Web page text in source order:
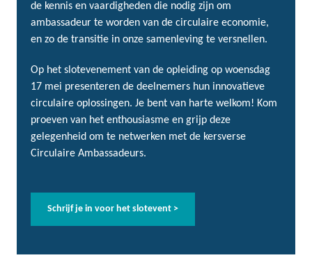
de kennis en vaardigheden die nodig zijn om
ambassadeur te worden van de circulaire economie,
en zo de transitie in onze samenleving te versnellen.
Op het slotevenement van de opleiding op woensdag
17 mei presenteren de deelnemers hun innovatieve
circulaire oplossingen. Je bent van harte welkom! Kom
proeven van het enthousiasme en grijp deze
gelegenheid om te netwerken met de kersverse
Circulaire Ambassadeurs.
Schrijf je in voor het slotevent >